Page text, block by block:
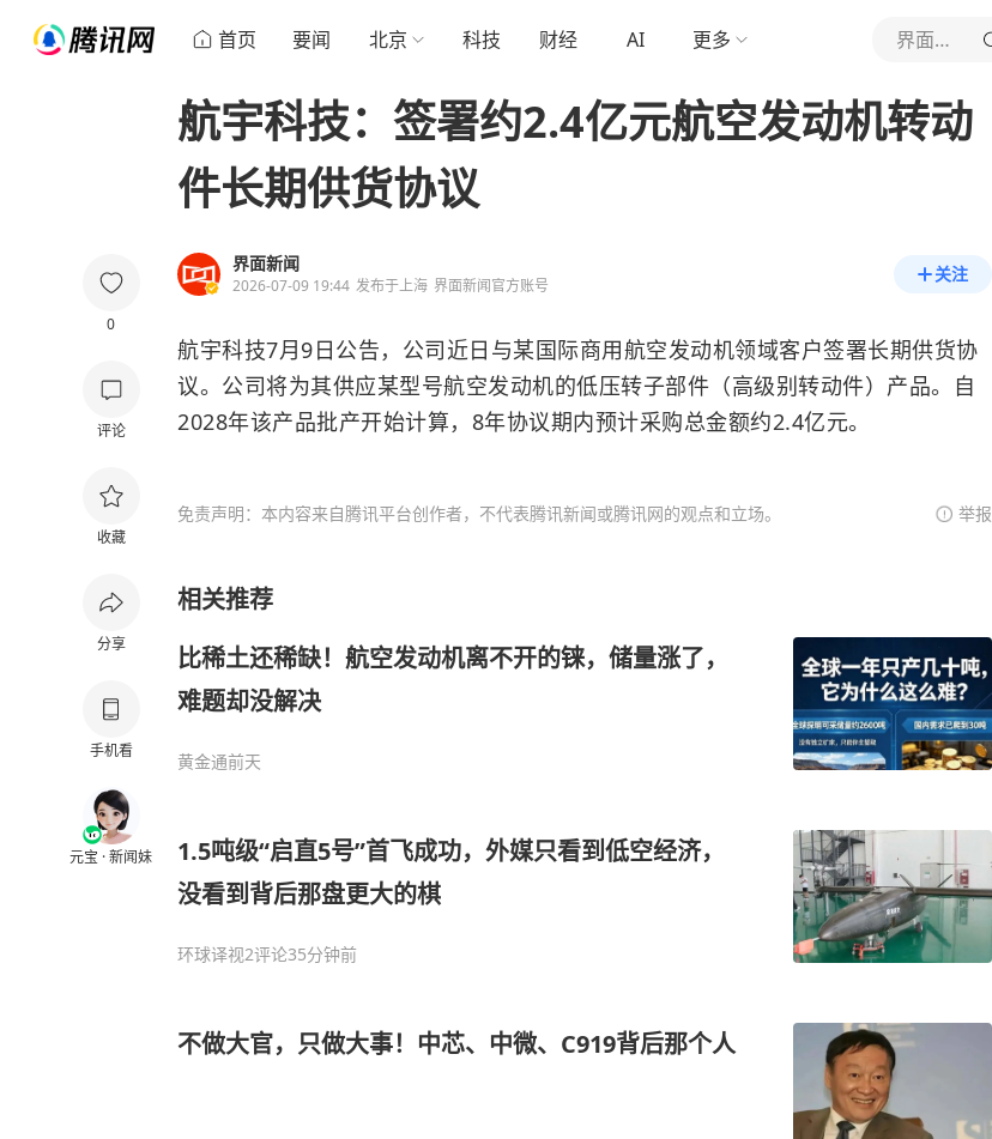
首页 要闻 北京 科技 财经 AI 更多 界面新闻
0
评论
收藏
分享
手机看
元宝 · 新闻妹
航宇科技：签署约2.4亿元航空发动机转动
件长期供货协议
界面新闻
2026-07-09 19:44 发布于上海 界面新闻官方账号
关注
航宇科技7月9日公告，公司近日与某国际商用航空发动机领域客户签署长期供货协
议。公司将为其供应某型号航空发动机的低压转子部件（高级别转动件）产品。自
2028年该产品批产开始计算，8年协议期内预计采购总金额约2.4亿元。
免责声明：本内容来自腾讯平台创作者，不代表腾讯新闻或腾讯网的观点和立场。 举报
相关推荐
比稀土还稀缺！航空发动机离不开的铼，储量涨了，
难题却没解决
黄金通前天
1.5吨级“启直5号”首飞成功，外媒只看到低空经济，
没看到背后那盘更大的棋
环球译视2评论35分钟前
不做大官，只做大事！中芯、中微、C919背后那个人